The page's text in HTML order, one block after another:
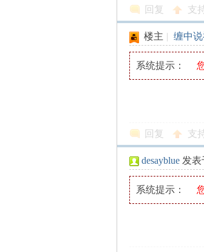
回复 支
楼主 | 缠中
系统提示：
回复 支
desayblue 发表
系统提示：